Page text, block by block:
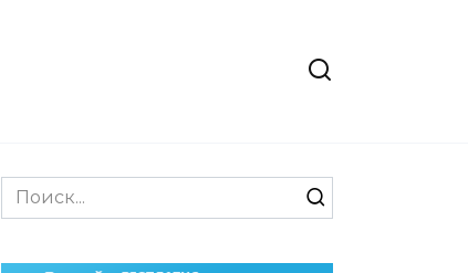
Search
for: